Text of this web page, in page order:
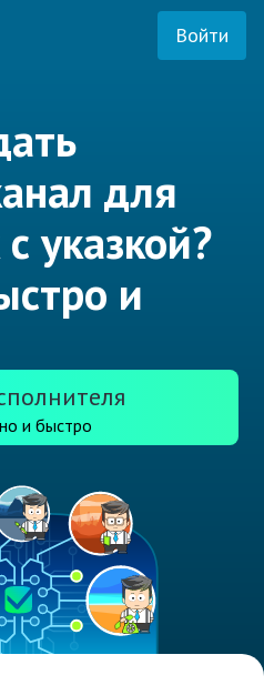
Войти
для
указкой?
и
и быстро